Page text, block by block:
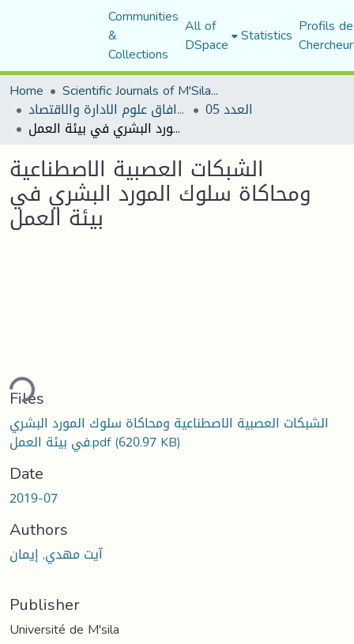
Communities
&
Collections
All of
DSpace Statistics Profils
Home
Scientific Journals of M'Sila University
مجلة افاق علوم الادارة والاقتصاد العدد 05
الشبكات العصبية الاصطناعية ومحاكاة سلوك المورد البشري في بيئة العمل
الشبكات العصبية الاصطناعية
ومحاكاة سلوك المورد البشري في
بيئة العمل
Files
الشبكات العصبية الاصطناعية ومحاكاة سلوك المورد البشري
في بيئة العمل.pdf(620.97 KB)
Date
2019-07
Authors
آيت مهدي, إيمان
Publisher
Université de M'sila